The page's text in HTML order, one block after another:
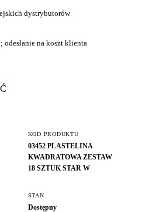
dystrybutorów
na koszt klienta
KOD PRODUKTU
03452 PLASTELINA
KWADRATOWA ZESTAW
18 SZTUK STAR W
STAN
Dostępny